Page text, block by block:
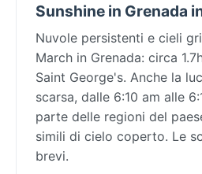
Sunshine in Grenada
Nuvole persistenti e cieli
March in Grenada: circa
Saint George's. Anche la
scarsa, dalle 6:10 am alle
parte delle regioni del
simili di cielo coperto. Le
brevi.